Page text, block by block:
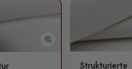
Strukturierte